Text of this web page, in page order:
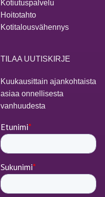
Kotiutuspalvelu
Hoitotahto
Kotitalousvähennys
TILAA UUTISKIRJE
Kuukausittain ajankohtaista
asiaa onnellisesta
vanhuudesta